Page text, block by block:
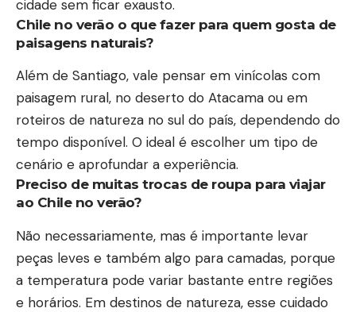
cidade sem ficar exausto.
Chile no verão o que fazer para quem gosta de
paisagens naturais?
Além de Santiago, vale pensar em vinícolas com
paisagem rural, no deserto do Atacama ou em
roteiros de natureza no sul do país, dependendo do
tempo disponível. O ideal é escolher um tipo de
cenário e aprofundar a experiência.
Preciso de muitas trocas de roupa para viajar
ao Chile no verão?
Não necessariamente, mas é importante levar
peças leves e também algo para camadas, porque
a temperatura pode variar bastante entre regiões
e horários. Em destinos de natureza, esse cuidado